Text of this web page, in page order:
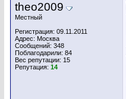
theo2009
Местный
Регистрация: 09.11.2011
Адрес: Москва
Сообщений: 348
Поблагодарили: 84
Вес репутации: 15
Репутация: 14